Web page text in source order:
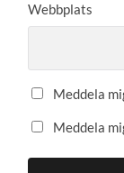
Webbplats
Meddela
Meddela